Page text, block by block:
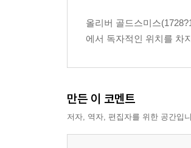
올리버 골드스미스
에서 독자적인 위치를 차
만든 이 코멘트
저자, 역자, 편집자를 위한 공간입